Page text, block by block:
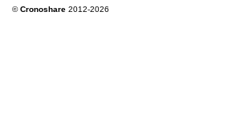
©Cronoshare 2012-2026